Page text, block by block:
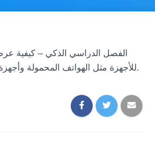
الفصل الدراسي الذكي – كيفية
الوسائط المتعددة Bijie للأجهزة مثل الهواتف المحمولة وأجهزة الكمبيوتر عرض شاشاتها على الشاشات.